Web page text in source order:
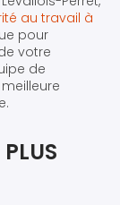
au travail à
pour
votre
de